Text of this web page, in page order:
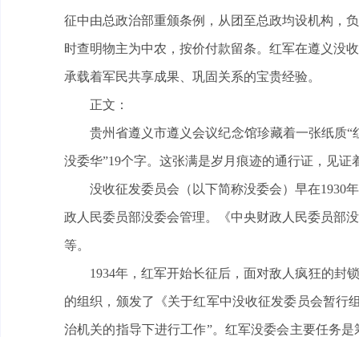
征中由总政治部重颁条例，从团至总政均设机构，
时查明物主为中农，按价付款留条。红军在遵义没
承载着军民共享成果、巩固关系的宝贵经验。
正文：
贵州省遵义市遵义会议纪念馆珍藏着一张纸质
没委华”19个字。这张满是岁月痕迹的通行证，见
没收征发委员会（以下简称没委会）早在1930
政人民委员部没委会管理。《中央财政人民委员部
等。
1934年，红军开始长征后，面对敌人疯狂的封
的组织，颁发了《关于红军中没收征发委员会暂行
治机关的指导下进行工作”。红军没委会主要任务